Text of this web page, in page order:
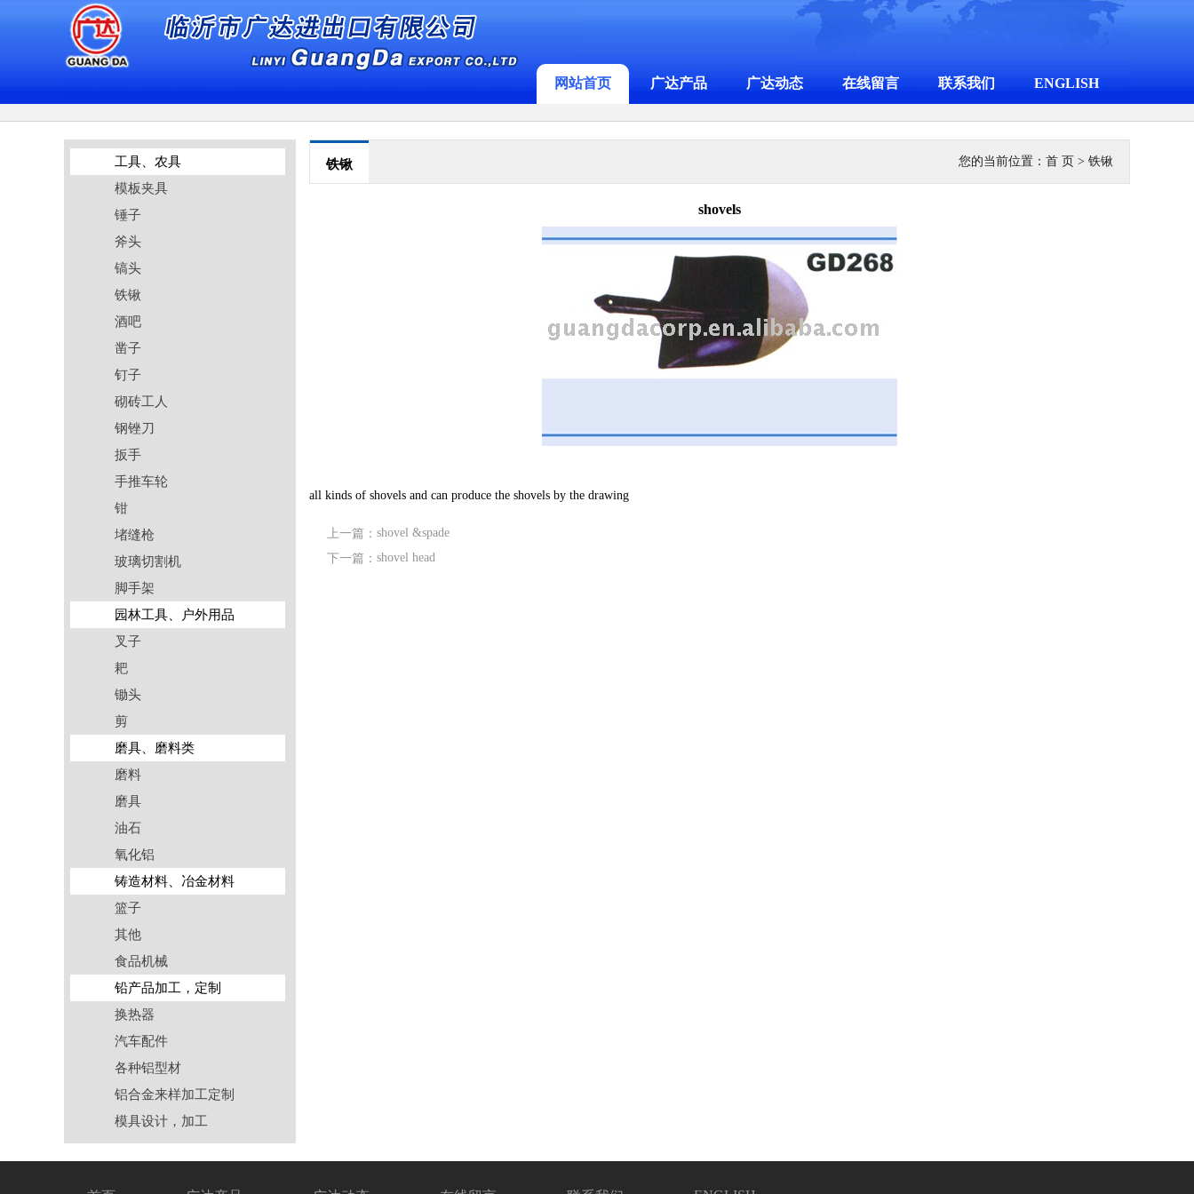
网站首页 广达产品 广达动态 在线留言 联系我们 ENGLISH
工具、农具
模板夹具
锤子
斧头
镐头
铁锹
酒吧
凿子
钉子
砌砖工人
钢锉刀
扳手
手推车轮
钳
堵缝枪
玻璃切割机
脚手架
园林工具、户外用品
叉子
耙
锄头
剪
磨具、磨料类
磨料
磨具
油石
氧化铝
铸造材料、冶金材料
篮子
其他
食品机械
铅产品加工，定制
换热器
汽车配件
各种铝型材
铝合金来样加工定制
模具设计，加工
铁锹 您的当前位置： 首 页 > 铁锹
shovels
all kinds of shovels and can produce the shovels by the drawing
上一篇： shovel &spade
下一篇： shovel head